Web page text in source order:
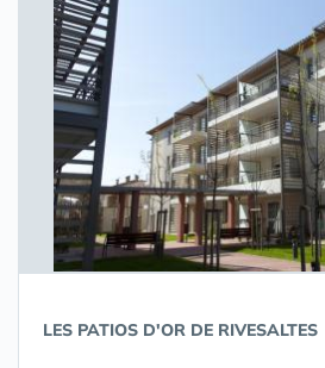
LES PATIOS D'OR DE RIVESALTES